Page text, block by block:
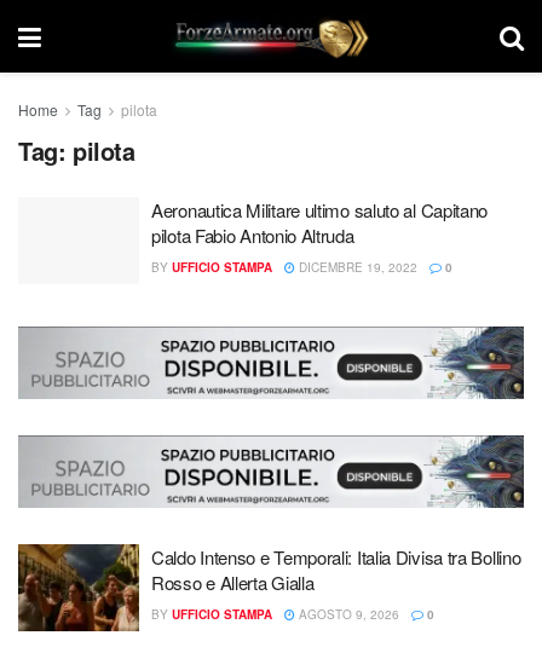
Home Tag pilota
Tag: pilota
Aeronautica Militare ultimo saluto al Capitano
pilota Fabio Antonio Altruda
BY UFFICIO STAMPA DICEMBRE 19, 2022 0
Caldo Intenso e Temporali: Italia Divisa tra Bollino
Rosso e Allerta Gialla
BY UFFICIO STAMPA AGOSTO 9, 2026 0